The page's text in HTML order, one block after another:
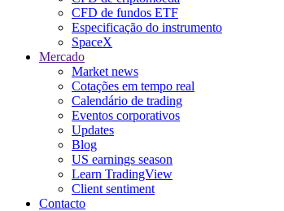
CFD de fundos ETF
Especificação do instrumento
SpaceX
Mercado
Market news
Cotações em tempo real
Calendário de trading
Eventos corporativos
Updates
Blog
US earnings season
Learn TradingView
Client sentiment
Contacto